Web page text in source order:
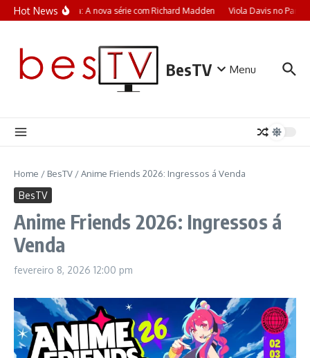
Ir para o conteúdo
Hot NewsTrauma: A nova série com Richard Madden Viola Davis no
BesTV Menu
Home / BesTV /Anime Friends 2026: Ingressos á Venda
BesTV
Anime Friends 2026: Ingressos á
Venda
fevereiro 8, 2026 12:00 pm